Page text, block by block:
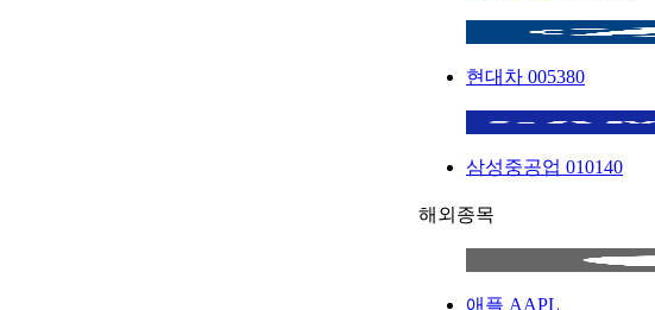
현대차 005380
삼성중공업 010140
해외종목
애플 AAPL